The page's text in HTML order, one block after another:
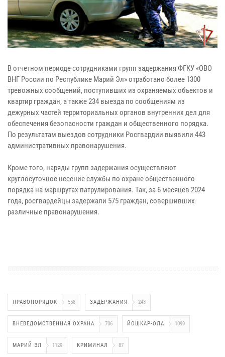
В отчетном периоде сотрудниками групп задержания ФГКУ «ОВО
ВНГ России по Республике Марий Эл» отработано более 1300
тревожных сообщений, поступивших из охраняемых объектов и
квартир граждан, а также 234 выезда по сообщениям из
дежурных частей территориальных органов внутренних дел для
обеспечения безопасности граждан и общественного порядка.
По результатам выездов сотрудники Росгвардии выявили 443
административных правонарушения.
Кроме того, наряды групп задержания осуществляют
круглосуточное несение службы по охране общественного
порядка на маршрутах патрулирования. Так, за 6 месяцев 2024
года, росгвардейцы задержали 575 граждан, совершивших
различные правонарушения.
ПРАВОПОРЯДОК 558 ЗАДЕРЖАНИЯ 243
ВНЕВЕДОМСТВЕННАЯ ОХРАНА 706 ЙОШКАР-ОЛА 1099
МАРИЙ ЭЛ 1129 КРИМИНАЛ 87